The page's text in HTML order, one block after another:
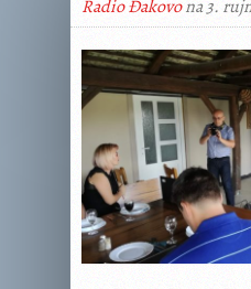
Radio Đakovona 3.